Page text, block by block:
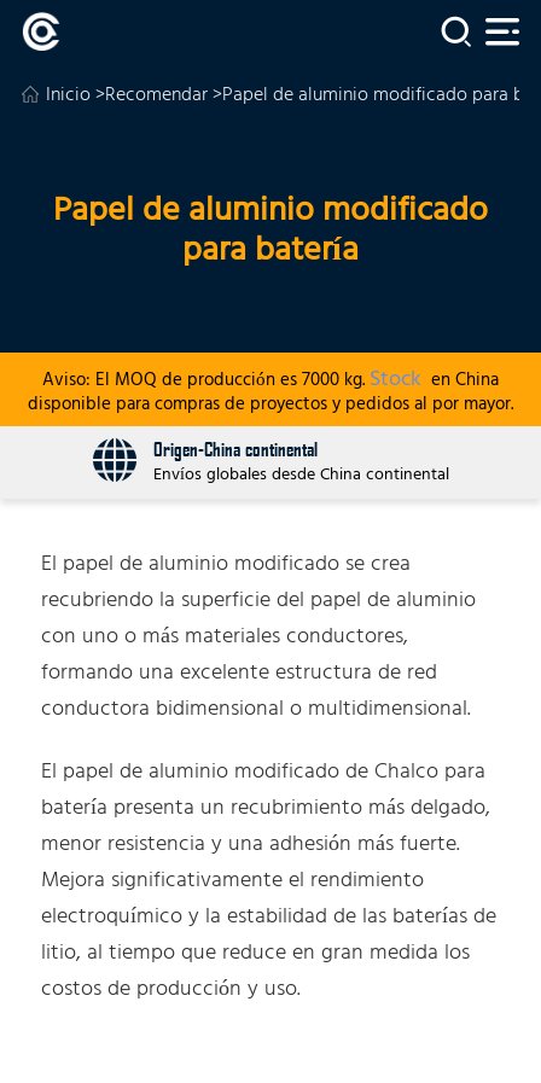
Inicio>Recomendar>Papel de aluminio modificado para
Papel de aluminio modificado
para batería
Aviso: El MOQ de producción es 7000 kg. Stock en China
disponible para compras de proyectos y pedidos al por mayor.
Origen-China continental
Envíos globales desde China continental
El papel de aluminio modificado se crea
recubriendo la superficie del papel de aluminio
con uno o más materiales conductores,
formando una excelente estructura de red
conductora bidimensional o multidimensional.
El papel de aluminio modificado de Chalco para
batería presenta un recubrimiento más delgado,
menor resistencia y una adhesión más fuerte.
Mejora significativamente el rendimiento
electroquímico y la estabilidad de las baterías de
litio, al tiempo que reduce en gran medida los
costos de producción y uso.